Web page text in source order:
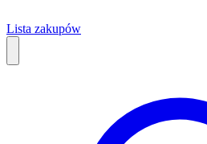
Lista zakupów